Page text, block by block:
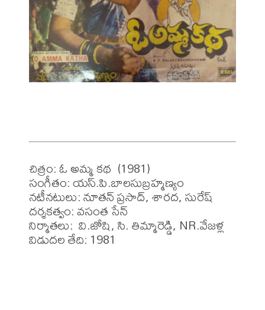
చిత్రం: ఓ అమ్మ కథ  (1981)
సంగీతం: యస్.పి.బాలసుబ్రహ్మణ్యం
నటీనటులు: నూతన్ ప్రసాద్, శారద, సురేష్
దర్శకత్వం: వసంత సేన్
నిర్మాతలు:  వి.జోషి, సి. తిమ్మారెడ్డి, NR.వేజళ్ల
విడుదల తేది: 1981